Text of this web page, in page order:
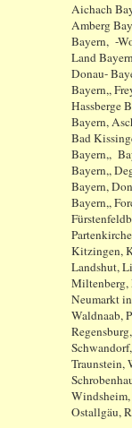
Aichach
Amberg
Bayern, -
Land
Donau-
Bayern,,
Hassberge
Bayern,
Bad
Bayern,,
Bayern,,
Bayern,
Bayern,,
Kitzingen,
Landshut,
Miltenberg,
Neumarkt
Waldnaab,
Traunstein,
Ostallgäu,